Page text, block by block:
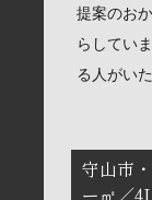
提案のお
らしてい
る人がい
守山市
ー㎡